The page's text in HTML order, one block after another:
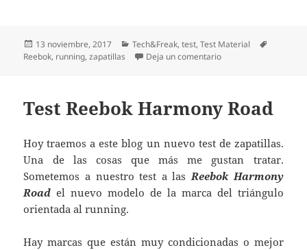
Publicado
el
13 noviembre, 2017 Categorías
Tech&Freak,test,Test Material
Reebok, running,zapatillas Deja un comentarioen Test Reebok
Test Reebok Harmony Road
Hoy traemos a este blog un nuevo test de zapatillas.
Una de las cosas que más me gustan tratar.
Sometemos a nuestro test a lasReebok Harmony
Road el nuevo modelo de la marca del triángulo
orientada al running.
Hay marcas que están muy condicionadas o mejor